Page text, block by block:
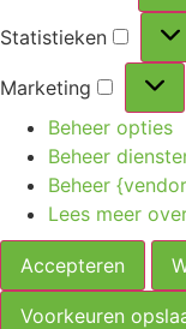
Statistieken
Marketing
Beheer opties
Beheer
Beheer
Lees meer
Accepteren
Voorkeuren